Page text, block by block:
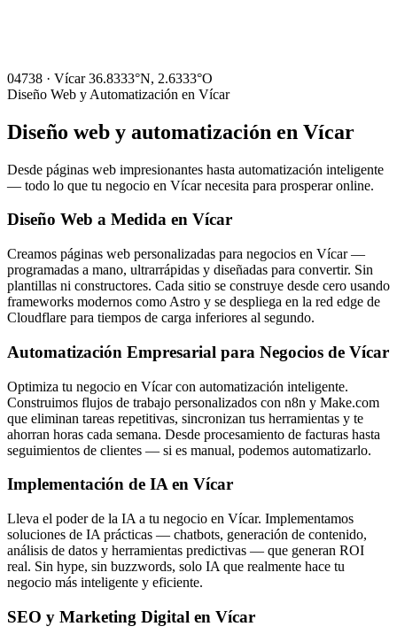
04738 · Vícar 36.8333°N, 2.6333°O
Diseño Web y Automatización en Vícar
Diseño web y automatización en Vícar
Desde páginas web impresionantes hasta automatización inteligente
— todo lo que tu negocio en Vícar necesita para prosperar online.
Diseño Web a Medida en Vícar
Creamos páginas web personalizadas para negocios en Vícar —
programadas a mano, ultrarrápidas y diseñadas para convertir. Sin
plantillas ni constructores. Cada sitio se construye desde cero usando
frameworks modernos como Astro y se despliega en la red edge de
Cloudflare para tiempos de carga inferiores al segundo.
Automatización Empresarial para Negocios de Vícar
Optimiza tu negocio en Vícar con automatización inteligente.
Construimos flujos de trabajo personalizados con n8n y Make.com
que eliminan tareas repetitivas, sincronizan tus herramientas y te
ahorran horas cada semana. Desde procesamiento de facturas hasta
seguimientos de clientes — si es manual, podemos automatizarlo.
Implementación de IA en Vícar
Lleva el poder de la IA a tu negocio en Vícar. Implementamos
soluciones de IA prácticas — chatbots, generación de contenido,
análisis de datos y herramientas predictivas — que generan ROI
real. Sin hype, sin buzzwords, solo IA que realmente hace tu
negocio más inteligente y eficiente.
SEO y Marketing Digital en Vícar